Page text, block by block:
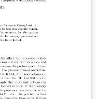
lenen zich goed tot het
we afbeeldingen
wordt aandacht
en aan het
zijvlakken.